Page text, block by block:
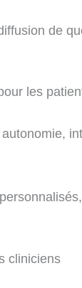
de
les
cliniciens